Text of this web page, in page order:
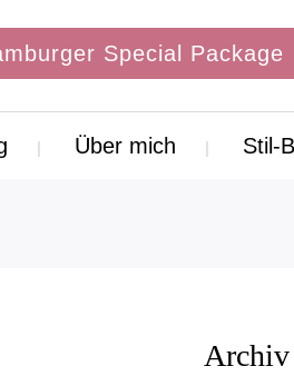
Special Package
Über mich Stil-
Archiv